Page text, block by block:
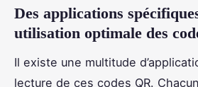
Des applications
utilisation optimale des
Il existe une multitude
lecture de ces codes QR.